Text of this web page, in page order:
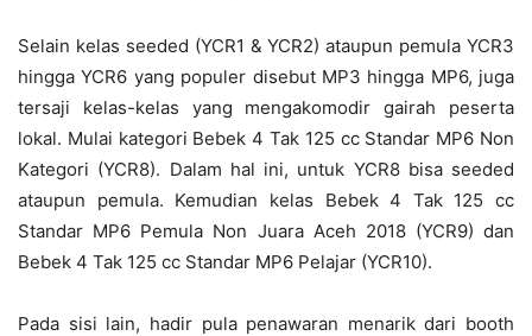
Selain kelas seeded (YCR1 & YCR2) ataupun pemula YCR3
hingga YCR6 yang populer disebut MP3 hingga MP6, juga
tersaji kelas-kelas yang mengakomodir gairah peserta
lokal. Mulai kategori Bebek 4 Tak 125 cc Standar MP6 Non
Kategori (YCR8). Dalam hal ini, untuk YCR8 bisa seeded
ataupun pemula. Kemudian kelas Bebek 4 Tak 125 cc
Standar MP6 Pemula Non Juara Aceh 2018 (YCR9) dan
Bebek 4 Tak 125 cc Standar MP6 Pelajar (YCR10).
Pada sisi lain, hadir pula penawaran menarik dari booth